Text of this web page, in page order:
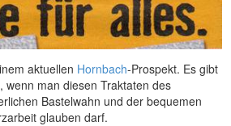
aktuellen Hornbach-Prospekt. Es gibt
wenn man diesen Traktaten des
Bastelwahn und der bequemen
glauben darf.